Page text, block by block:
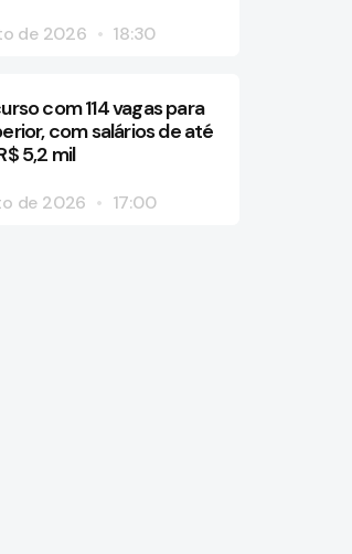
de 2026 18:30
com 114 vagas para
com salários de até
5,2 mil
de 2026 17:00